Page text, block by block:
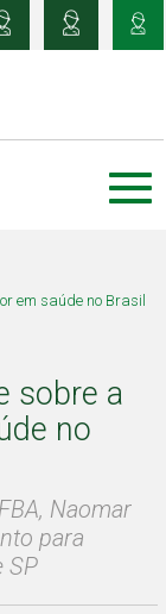
em saúde no Brasil
sobre a
no
Naomar
para
SP